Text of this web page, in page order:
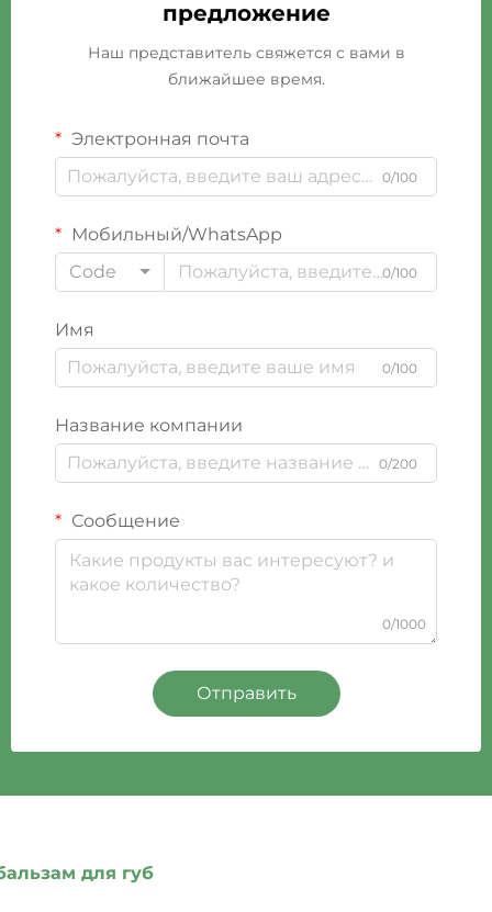
предложение
Наш представитель свяжется с вами в
ближайшее время.
Электронная почта
0/100
Мобильный/WhatsApp
Code
0/100
Имя
0/100
Название компании
0/200
Сообщение
0/1000
Отправить
для губ